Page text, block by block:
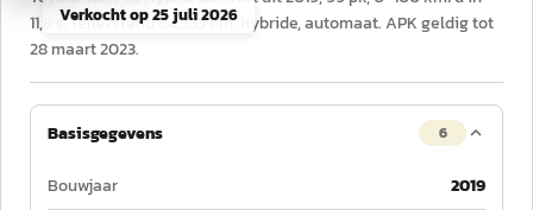
Verkocht op25 juli 2026
11,8 s, tellerstand 84.333 km, hybride, automaat. APK geldig tot
28 maart 2023.
Basisgegevens 6
Bouwjaar
2019